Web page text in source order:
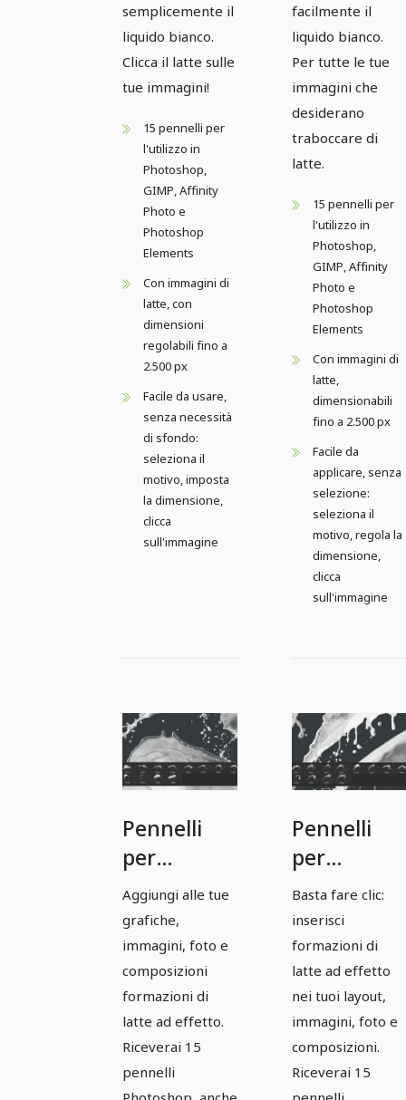
semplicemente il
liquido bianco.
Clicca il latte sulle
tue immagini!
15 pennelli per
l'utilizzo in
Photoshop,
GIMP, Affinity
Photo e
Photoshop
Elements
Con immagini di
latte, con
dimensioni
regolabili fino a
2.500 px
Facile da usare,
senza necessità
di sfondo:
seleziona il
motivo, imposta
la dimensione,
clicca
sull'immagine
facilmente il
liquido bianco.
Per tutte le tue
immagini che
desiderano
traboccare di
latte.
15 pennelli per
l'utilizzo in
Photoshop,
GIMP, Affinity
Photo e
Photoshop
Elements
Con immagini di
latte,
dimensionabili
fino a 2.500 px
Facile da
applicare, senza
selezione:
seleziona il
motivo, regola la
dimensione,
clicca
sull'immagine
Pennelli
per
Photoshop,
GIMP,
Affinity
Photo &
Co:
Immagini
di latte 9
Aggiungi alle tue
grafiche,
immagini, foto e
composizioni
formazioni di
latte ad effetto.
Riceverai 15
pennelli
Pennelli
per
Photoshop,
GIMP,
Affinity
Photo &
Co:
Immagini
di latte 10.
Basta fare clic:
inserisci
formazioni di
latte ad effetto
nei tuoi layout,
immagini, foto e
composizioni.
Riceverai 15